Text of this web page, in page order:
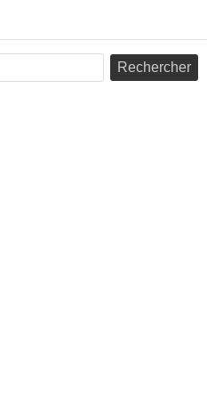
Rechercher